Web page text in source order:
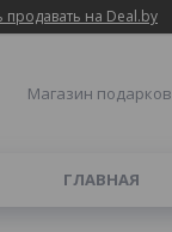
продавать на Deal.by
Магазин подарков
ГЛАВНАЯ